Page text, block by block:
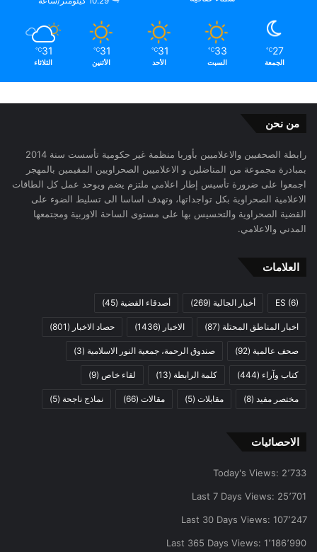
27
℃
الجمعة
33
℃
السبت
31
℃
الأحد
31
℃
الأثنين
31
℃
الثلاثاء
من نحن
رابطة الصحفيين والاعلاميين بأوربا منظمة غير حكومية تأسست سنة 2014
بمبادرة مجموعة من المناضلين و الاعلاميين الصحراويين المقيمين بالمهجر
اجمعوا على ضرورة تأسيس إطار اعلامي ملتزم يضم ويوحد عمل كل الطاقات
الاعلامية الصحراوية بكل تواجداتها، وتهدف اساسا الى تسليط الضوء على
القضية الصحراوية والتحسيس بها على مستوى الساحة الاوربية ومجتمعها
المدني والاعلامي.
العلامات
ES (6) أخبار الجالية (269) أصدقاء القضية (45)
اخبار المناطق المحتلة (87) الاخبار (1436) حصاد الاخبار (801)
صحف عالمية (92) صندوق الرحمة، جمعية النور الاسلامية (3)
كتاب وآراء (444) كلمة الرابطة (13) لقاء خاص (9)
مختصر مفيد (8) مقابلات (5) مقالات (66) نماذج ناجحة (5)
الاحصائيات
Today's Views: 2٬733
Last 7 Days Views: 25٬701
Last 30 Days Views: 107٬247
Last 365 Days Views: 1٬186٬990